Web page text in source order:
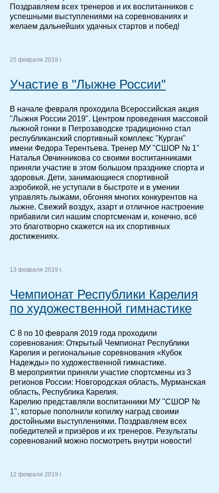
Поздравляем всех тренеров и их воспитанников с
успешными выступлениями на соревнованиях и
желаем дальнейших удачных стартов и побед!
25 февраля 2019 г.
Участие в "Лыжне России"
В начале февраля проходила Всероссийская акция
"Лыжня России 2019". Центром проведения массовой
лыжной гонки в Петрозаводске традиционно стал
республиканский спортивный комплекс "Курган"
имени Федора Терентьева. Тренер МУ "СШОР № 1"
Наталья Овчинникова со своими воспитанниками
приняли участие в этом большом празднике спорта и
здоровья. Дети, занимающиеся спортивной
аэробикой, не уступали в быстроте и в умении
управлять лыжами, обгоняя многих конкурентов на
лыжне. Свежий воздух, азарт и отличное настроение
прибавили сил нашим спортсменам и, конечно, всё
это благотворно скажется на их спортивных
достижениях.
13 февраля 2019 г.
Чемпионат Республики Карелия
по художественной гимнастике
С 8 по 10 февраля 2019 года проходили
соревнования: Открытый Чемпионат Республики
Карелия и региональные соревнования «Кубок
Надежды» по художественной гимнастике.
В мероприятии приняли участие спортсмены из 3
регионов России: Новгородская область, Мурманская
область, Республика Карелия.
Карелию представляли воспитанники МУ "СШОР №
1", которые пополнили копилку наград своими
достойными выступлениями. Поздравляем всех
победителей и призёров и их тренеров. Результаты
соревнований можно посмотреть внутри новости!
12 февраля 2019 г.